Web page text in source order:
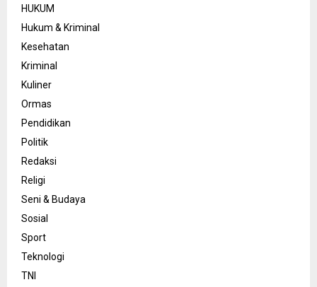
HUKUM
Hukum & Kriminal
Kesehatan
Kriminal
Kuliner
Ormas
Pendidikan
Politik
Redaksi
Religi
Seni & Budaya
Sosial
Sport
Teknologi
TNI